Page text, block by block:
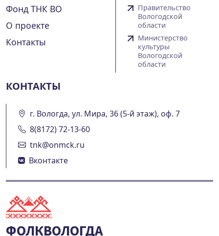
Фонд ТНК ВО
О проекте
Контакты
Правительство
Вологодской
области
Министерство
культуры
Вологодской
области
КОНТАКТЫ
г. Вологда, ул. Мира, 36 (5-й этаж), оф. 7
8(8172) 72-13-60
tnk@onmck.ru
Вконтакте
ФОЛКВОЛОГДА